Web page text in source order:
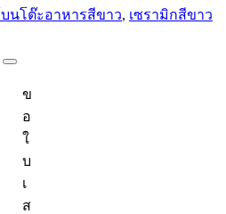
บนโต๊ะอาหารสีขาว, เซรามิกสีขาว
ข
อ
ใ
บ
เ
ส